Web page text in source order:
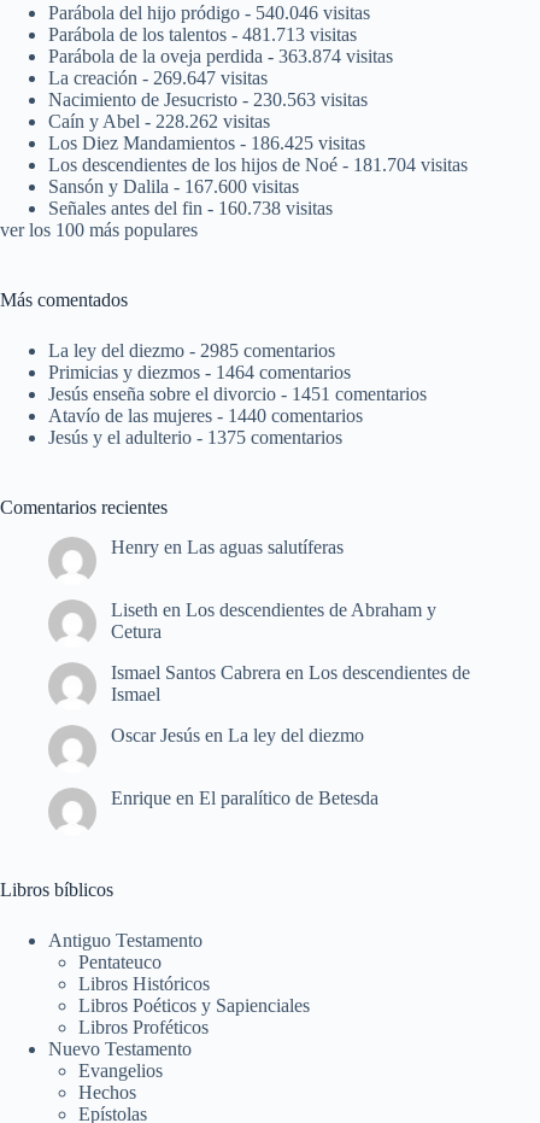
Parábola del hijo pródigo - 540.046 visitas
Parábola de los talentos - 481.713 visitas
Parábola de la oveja perdida - 363.874 visitas
La creación - 269.647 visitas
Nacimiento de Jesucristo - 230.563 visitas
Caín y Abel - 228.262 visitas
Los Diez Mandamientos - 186.425 visitas
Los descendientes de los hijos de Noé - 181.704 visitas
Sansón y Dalila - 167.600 visitas
Señales antes del fin - 160.738 visitas
ver los 100 más populares
Más comentados
La ley del diezmo - 2985 comentarios
Primicias y diezmos - 1464 comentarios
Jesús enseña sobre el divorcio - 1451 comentarios
Atavío de las mujeres - 1440 comentarios
Jesús y el adulterio - 1375 comentarios
Comentarios recientes
Henry en Las aguas salutíferas
Liseth en Los descendientes de Abraham y
Cetura
Ismael Santos Cabrera en Los descendientes de
Ismael
Oscar Jesús en La ley del diezmo
Enrique en El paralítico de Betesda
Libros bíblicos
Antiguo Testamento
Pentateuco
Libros Históricos
Libros Poéticos y Sapienciales
Libros Proféticos
Nuevo Testamento
Evangelios
Hechos
Epístolas